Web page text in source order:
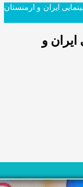
ایران و ارمنستان
و